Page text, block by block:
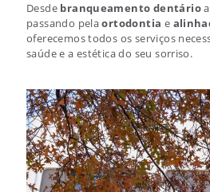
Desde branqueamento dentárioa
passando pelaortodontia e
oferecemos todos os serviços
saúde e a estética do seu sorriso.